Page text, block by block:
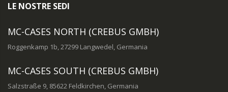
LE NOSTRE SEDI
MC-CASES NORTH (CREBUS GMBH)
Roggenkamp 1b, 27299 Langwedel, Germania
MC-CASES SOUTH (CREBUS GMBH)
Salzstraße 9, 85622 Feldkirchen, Germania